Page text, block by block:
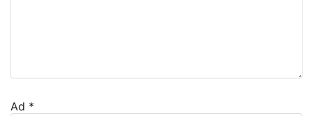
Ad *